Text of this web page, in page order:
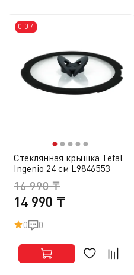
0-0-4
●● ● ● ●
Стеклянная крышка Tefal
Ingenio 24 см L9846553
14 990 ₸
16 990 ₸
0 0